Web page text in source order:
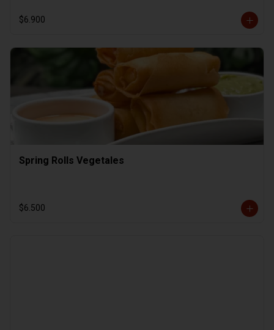
$6.900
Spring Rolls Vegetales
$6.500